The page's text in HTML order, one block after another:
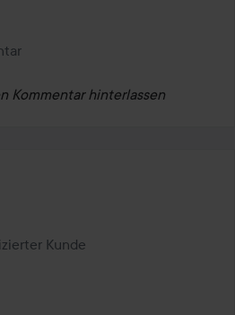
Kommentar hinterlassen
3 Monaten erstellt
Kunde